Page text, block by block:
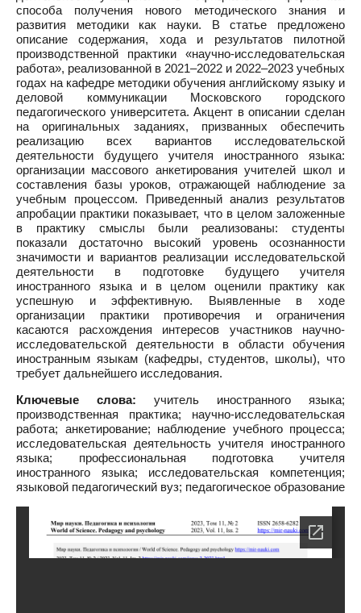
способа получения нового методического знания и
развития методики как науки. В статье предложено
описание содержания, хода и результатов пилотной
производственной практики «научно-исследовательская
работа», реализованной в 2021–2022 и 2022–2023 учебных
годах на кафедре методики обучения английскому языку и
деловой коммуникации Московского городского
педагогического университета. Акцент в описании сделан
на оригинальных заданиях, призванных обеспечить
реализацию всех вариантов исследовательской
деятельности будущего учителя иностранного языка:
организации массового анкетирования учителей школ и
составления базы уроков, отражающей наблюдение за
учебным процессом. Приведенный анализ результатов
апробации практики показывает, что в целом заложенные
в практику смыслы были реализованы: студенты
показали достаточно высокий уровень осознанности
значимости и вариантов реализации исследовательской
деятельности в подготовке будущего учителя
иностранного языка и в целом оценили практику как
успешную и эффективную. Выявленные в ходе
организации практики противоречия и ограничения
касаются расхождения интересов участников научно-
исследовательской деятельности в области обучения
иностранным языкам (кафедры, студентов, школы), что
требует дальнейшего исследования.
Ключевые слова: учитель иностранного языка;
производственная практика; научно-исследовательская
работа; анкетирование; наблюдение учебного процесса;
исследовательская деятельность учителя иностранного
языка; профессиональная подготовка учителя
иностранного языка; исследовательская компетенция;
языковой педагогический вуз; педагогическое образование